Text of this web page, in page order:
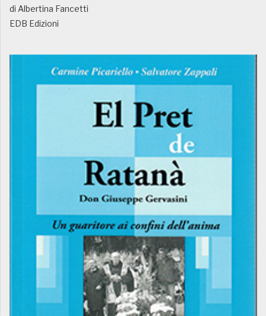
di Albertina Fancetti
EDB Edizioni